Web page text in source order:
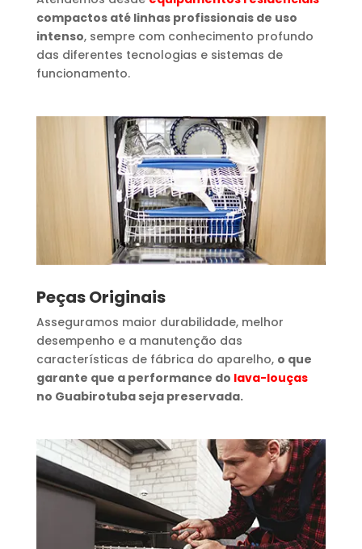
compactos até linhas profissionais de uso
intenso, sempre com conhecimento profundo
das diferentes tecnologias e sistemas de
funcionamento.
Peças Originais
Asseguramos maior durabilidade, melhor
desempenho e a manutenção das
características de fábrica do aparelho, o que
garante que a performance do lava-louças
no Guabirotuba seja preservada.